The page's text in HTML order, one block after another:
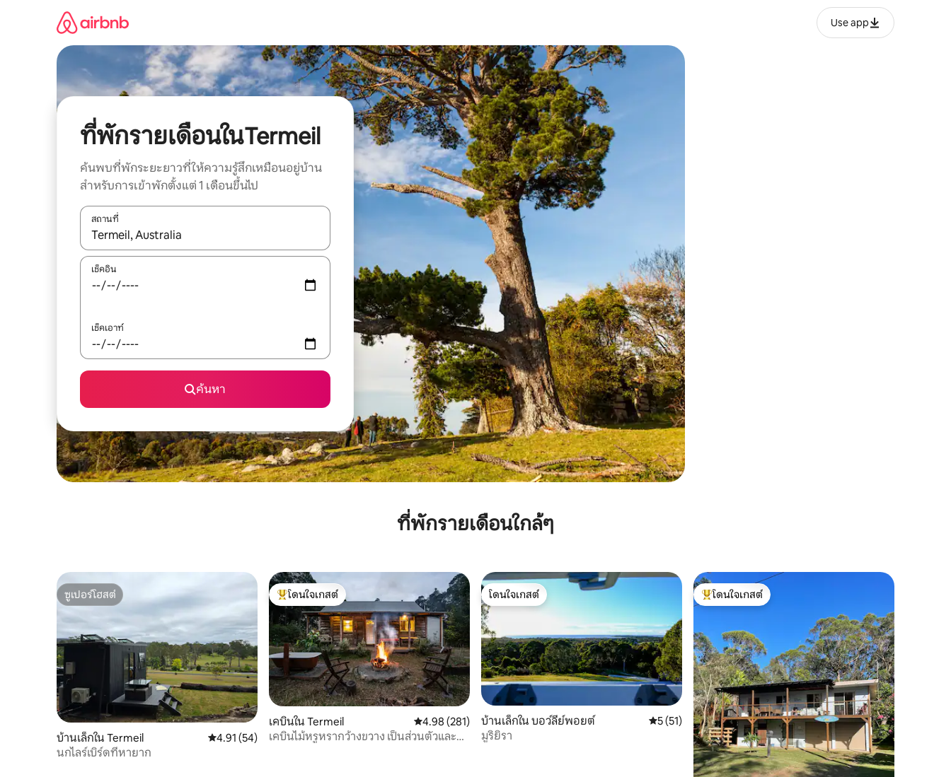
Use app
ที่พักรายเดือนในTermeil
ค้นพบที่พักระยะยาวที่ให้ความรู้สึกเหมือนอยู่บ้าน
สำหรับการเข้าพักตั้งแต่ 1 เดือนขึ้นไป
สถานที่
ใช้ลูกศรขึ้นลง หรือใช้การสัมผัสหรือปัด เพื่อสำรวจผลการค้นหา
เช็คอิน
เช็คเอาท์
ค้นหา
ที่พักรายเดือนใกล้ๆ
ซูเปอร์โฮสต์
ซูเปอร์โฮสต์
บ้านเล็กใน Termeil คะแนนเฉลี่ย 4.91 จาก 5, 54 รีวิว
4.91 (54)
นกไลร์เบิร์ดที่หายาก
โดนใจเกสต์ที่สุด
โดนใจเกสต์
เคบินใน Termeil คะแนนเฉลี่ย 4.98 จาก 5, 281 รีวิว
4.98 (281)
เคบินไม้หรูหรากว้างขวาง เป็นส่วนตัวและ
โดนใจเกสต์
โดนใจเกสต์
บ้านเล็กใน บอว์ลีย์พอยต์ คะแนนเฉลี่ย 5 จาก 5, 51 รีวิว
5 (51)
มูริยิรา
โดนใจเกสต์ที่สุด
โดนใจเกสต์